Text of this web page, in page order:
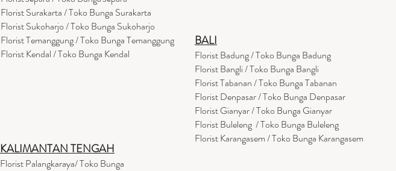
Florist Surakarta / Toko Bunga Surakarta
Florist Sukoharjo / Toko Bunga Sukoharjo
Florist Temanggung / Toko Bunga Temanggung
Florist Kendal / Toko Bunga Kendal
KALIMANTAN TENGAH
Florist Palangkaraya/ Toko Bunga
BALI
Florist Badung / Toko Bunga Badung
Florist Bangli / Toko Bunga Bangli
FloristTabanan/ Toko Bunga Tabanan
Florist Denpasar / Toko Bunga Denpasar
Florist Gianyar / Toko Bunga Gianyar
Florist Buleleng / Toko Bunga Buleleng
Florist Karangasem / Toko Bunga Karangasem